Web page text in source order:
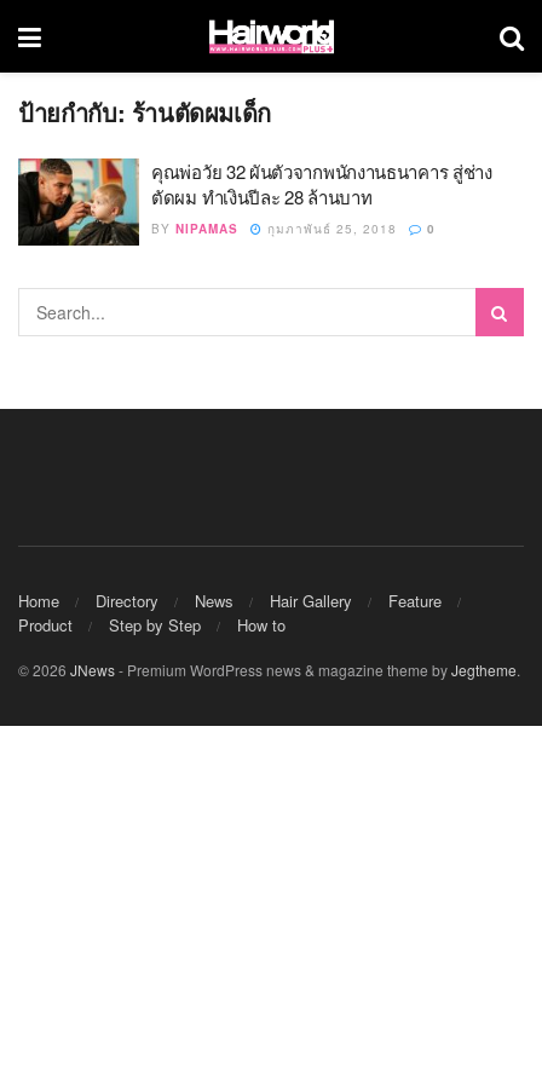
ป้ายกำกับ: ร้านตัดผมเด็ก
คุณพ่อวัย 32 ผันตัวจากพนักงานธนาคาร สู่ช่าง
ตัดผม ทำเงินปีละ 28 ล้านบาท
BY NIPAMAS กุมภาพันธ์ 25, 2018 0
Home Directory News Hair Gallery
Feature
Product
Step by Step How to
© 2026 JNews- Premium WordPress news & magazine theme byJegtheme.